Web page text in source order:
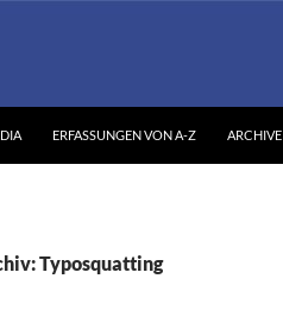
ERFASSUNGEN VON A-Z ARCHIVE
Typosquatting